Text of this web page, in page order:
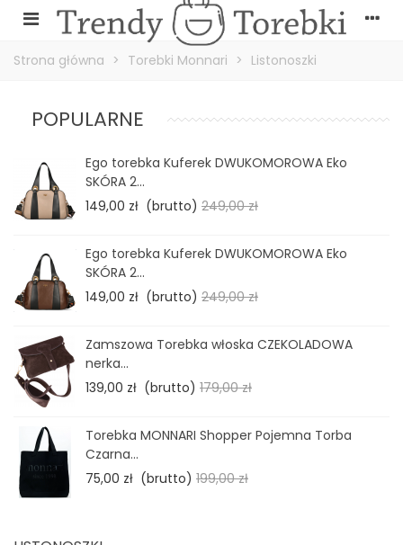
Strona główna > Torebki Monnari > Listonoszki
POPULARNE
Ego torebka Kuferek DWUKOMOROWA Eko
SKÓRA 2...
149,00 zł (brutto) 249,00 zł
Ego torebka Kuferek DWUKOMOROWA Eko
SKÓRA 2...
149,00 zł (brutto) 249,00 zł
Zamszowa Torebka włoska CZEKOLADOWA
nerka...
139,00 zł (brutto) 179,00 zł
Torebka MONNARI Shopper Pojemna Torba
Czarna...
75,00 zł (brutto) 199,00 zł